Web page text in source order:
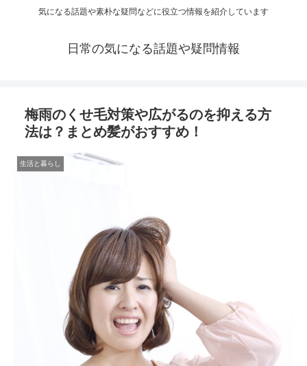
気になる話題や素朴な疑問などに役立つ情報を紹介しています
日常の気になる話題や疑問情報
梅雨のくせ毛対策や広がるのを抑える方
法は？まとめ髪がおすすめ！
生活と暮らし